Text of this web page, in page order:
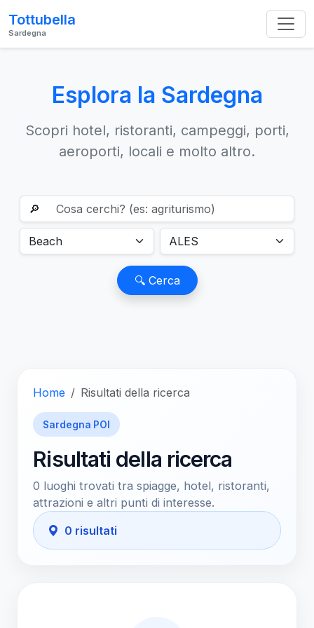
Tottubella
Sardegna
Esplora la Sardegna
Scopri hotel, ristoranti, campeggi, porti,
aeroporti, locali e molto altro.
🔎
🔍 Cerca
Home Risultati della ricerca
Sardegna POI
Risultati della ricerca
0 luoghi trovati tra spiagge, hotel, ristoranti,
attrazioni e altri punti di interesse.
0 risultati